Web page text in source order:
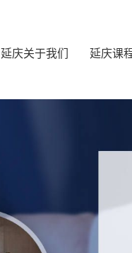
延庆关于我们 延庆课